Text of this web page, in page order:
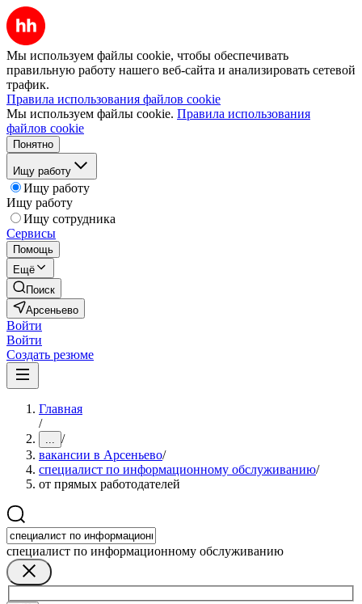
Мы используем файлы cookie, чтобы обеспечивать
правильную работу нашего веб-сайта и анализировать сетевой
трафик.
Правила использования файлов cookie
Мы используем файлы cookie. Правила использования
файлов cookie
Понятно
Ищу работу
Ищу работу
Ищу работу
Ищу сотрудника
Сервисы
Помощь
Ещё
Поиск
Арсеньево
Войти
Войти
Создать резюме
Главная
/
... /
вакансии в Арсеньево/
специалист по информационному обслуживанию/
от прямых работодателей
специалист по информационному обслуживанию